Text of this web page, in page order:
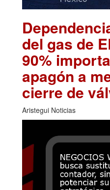
del gas de
90%
apagón a
cierre de
Aristegui Noticias